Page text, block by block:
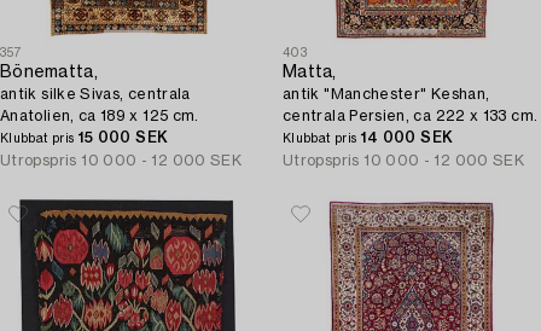
357
Bönematta,
antik silke Sivas, centrala
Anatolien, ca 189 x 125 cm.
Klubbat pris 15 000 SEK
Utropspris 10 000 - 12 000 SEK
403
Matta,
antik "Manchester" Keshan,
centrala Persien, ca 222 x 133 cm.
Klubbat pris 14 000 SEK
Utropspris 10 000 - 12 000 SEK